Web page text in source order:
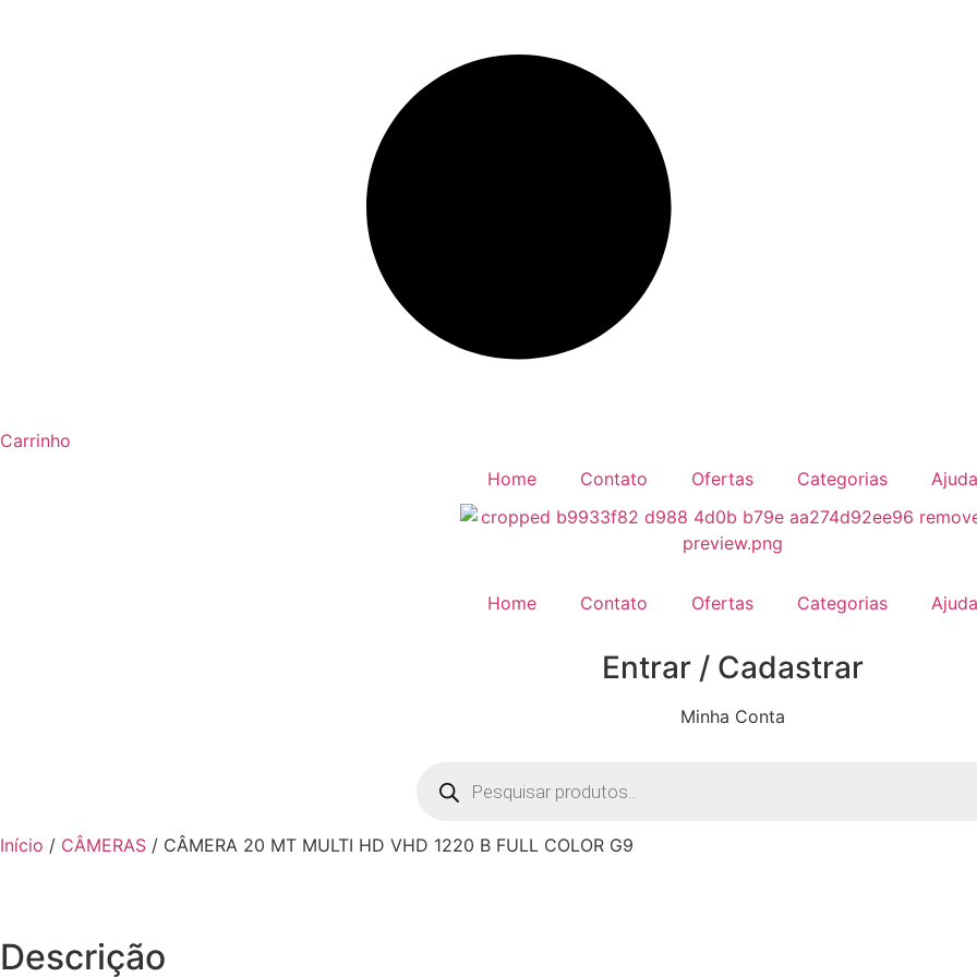
Carrinho
Home
Contato Ofertas Categorias Ajuda
Home Contato Ofertas Categorias Ajuda
Entrar / Cadastrar
Minha Conta
produtos
Início / CÂMERAS / CÂMERA 20 MT MULTI HD VHD 1220 B FULL COLOR G9
Descrição